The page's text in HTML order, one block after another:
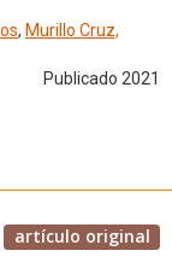
, Murillo Cruz,
Publicado 2021
artículo original